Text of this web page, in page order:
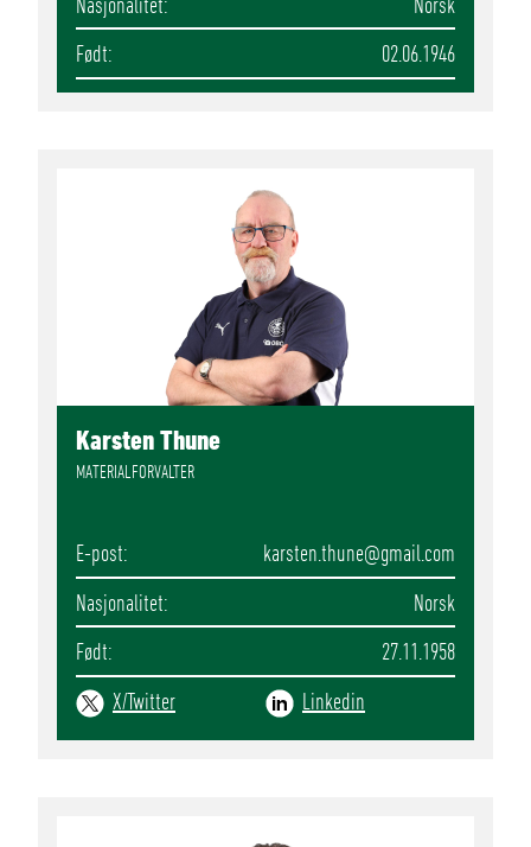
Født
02.06.1946
Karsten Thune
MATERIALFORVALTER
E-post karsten.thune@gmail.com
Nasjonalitet
Norsk
Født
27.11.1958
X/Twitter
Linkedin